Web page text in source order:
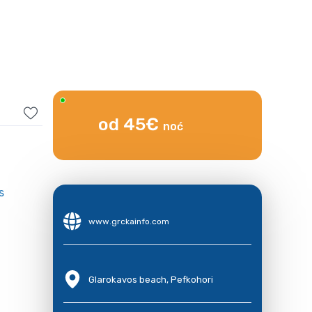
od 45€ noć
www.grckainfo.com
Glarokavos beach, Pefkohori